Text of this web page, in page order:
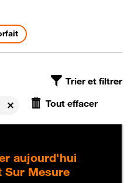
Xiaomi Redmi Note 13,
Trier et filtrer
Tout effacer
aujourd'hui
Sur Mesure